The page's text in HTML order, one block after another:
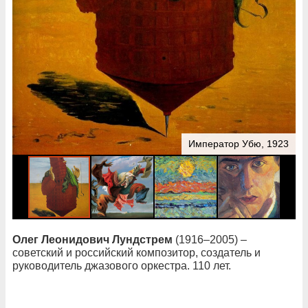
Император Убю, 1923
Олег Леонидович Лундстрем (1916–2005) –
советский и российский композитор, создатель и
руководитель джазового оркестра. 110 лет.